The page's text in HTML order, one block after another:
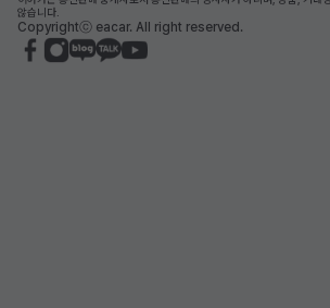
않습니다.
Copyrightⓒ eacar. All right reserved.